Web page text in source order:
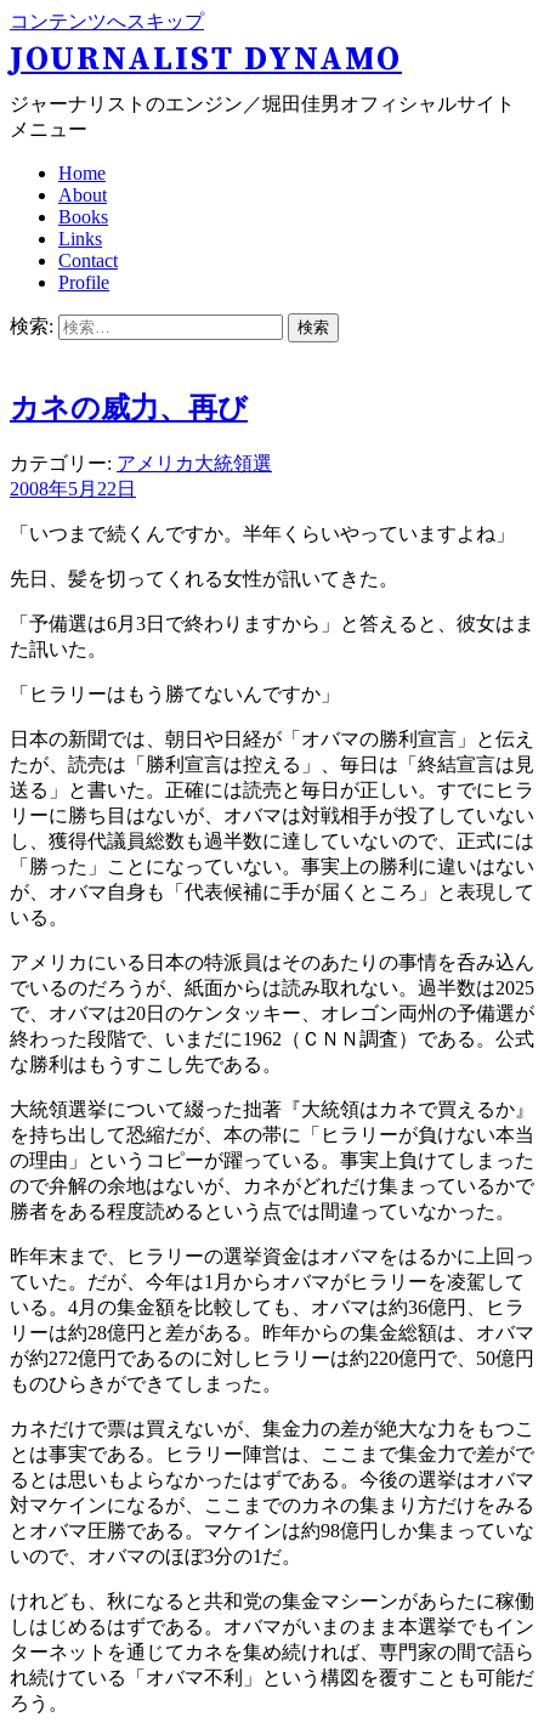
コンテンツへスキップ
JOURNALIST DYNAMO
ジャーナリストのエンジン／堀田佳男オフィシャルサイト
メニュー
Home
About
Books
Links
Contact
Profile
検索:
カネの威力、再び
カテゴリー: アメリカ大統領選
2008年5月22日
「いつまで続くんですか。半年くらいやっていますよね」
先日、髪を切ってくれる女性が訊いてきた。
「予備選は6月3日で終わりますから」と答えると、彼女はま
た訊いた。
「ヒラリーはもう勝てないんですか」
日本の新聞では、朝日や日経が「オバマの勝利宣言」と伝え
たが、読売は「勝利宣言は控える」、毎日は「終結宣言は見
送る」と書いた。正確には読売と毎日が正しい。すでにヒラ
リーに勝ち目はないが、オバマは対戦相手が投了していない
し、獲得代議員総数も過半数に達していないので、正式には
「勝った」ことになっていない。事実上の勝利に違いはない
が、オバマ自身も「代表候補に手が届くところ」と表現して
いる。
アメリカにいる日本の特派員はそのあたりの事情を呑み込ん
でいるのだろうが、紙面からは読み取れない。過半数は2025
で、オバマは20日のケンタッキー、オレゴン両州の予備選が
終わった段階で、いまだに1962（ＣＮＮ調査）である。公式
な勝利はもうすこし先である。
大統領選挙について綴った拙著『大統領はカネで買えるか』
を持ち出して恐縮だが、本の帯に「ヒラリーが負けない本当
の理由」というコピーが躍っている。事実上負けてしまった
ので弁解の余地はないが、カネがどれだけ集まっているかで
勝者をある程度読めるという点では間違っていなかった。
昨年末まで、ヒラリーの選挙資金はオバマをはるかに上回っ
ていた。だが、今年は1月からオバマがヒラリーを凌駕して
いる。4月の集金額を比較しても、オバマは約36億円、ヒラ
リーは約28億円と差がある。昨年からの集金総額は、オバマ
が約272億円であるのに対しヒラリーは約220億円で、50億円
ものひらきができてしまった。
カネだけで票は買えないが、集金力の差が絶大な力をもつこ
とは事実である。ヒラリー陣営は、ここまで集金力で差がで
るとは思いもよらなかったはずである。今後の選挙はオバマ
対マケインになるが、ここまでのカネの集まり方だけをみる
とオバマ圧勝である。マケインは約98億円しか集まっていな
いので、オバマのほぼ3分の1だ。
けれども、秋になると共和党の集金マシーンがあらたに稼働
しはじめるはずである。オバマがいまのまま本選挙でもイン
ターネットを通じてカネを集め続ければ、専門家の間で語ら
れ続けている「オバマ不利」という構図を覆すことも可能だ
ろう。